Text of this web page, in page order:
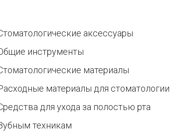
аксессуары
инструменты
материалы
материалы для стоматологии
для ухода за полостью рта
техникам